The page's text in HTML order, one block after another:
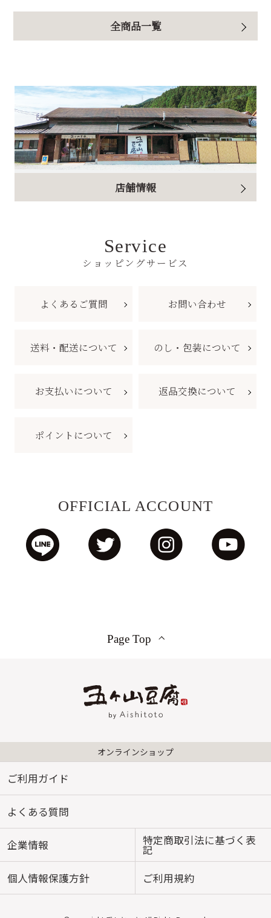
全商品一覧
店舗情報
Service
ショッピングサービス
よくあるご質問 お問い合わせ
送料・配送について のし・包装について
お支払いについて 返品交換について
ポイントについて
OFFICIAL ACCOUNT
Page Top
オンラインショップ
ご利用ガイド
よくある質問
企業情報 特定商取引法に基づく表
記
個人情報保護方針
ご利用規約